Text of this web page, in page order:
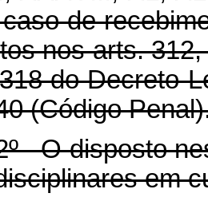
de
nos arts.
do Decreto-
(Código
disposto
em